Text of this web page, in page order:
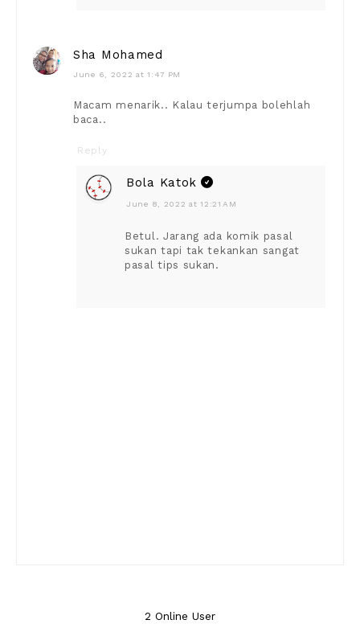
Sha Mohamed
June 6, 2022 at 1:47 PM
Macam menarik.. Kalau terjumpa bolehlah
baca..
Reply
Bola Katok
June 8, 2022 at 12:21 AM
Betul. Jarang ada komik pasal
sukan tapi tak tekankan sangat
pasal tips sukan.
2 Online User